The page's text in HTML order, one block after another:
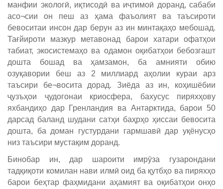
манфии экологӣ, иқтисодӣ ва иҷтимоӣ доранд, сабаби
асо¬сии он пеш аз ҳама фаъолият ва таъсироти
бевоситаи инсон дар берун аз ин минтақаҳо мебошад.
Тағйироти мазкур метавонад барои хатари офатҳои
табиат, экосистемаҳо ва одамон оқибатҳои бебозгашт
дошта бошад ва ҳамзамон, ба амнияти обию
озуқавории беш аз 2 миллиард аҳолии кураи арз
таъсири бе¬восита дорад. Зиёда аз ин, коҳишёбии
ҷузъҳои ҷудогонаи криосфера, бахусус пиряхҳову
яхбандиҳо дар Гренландия ва Антарктида, барои 50
дарсад баланд шудани сатҳи баҳрҳо ҳиссаи бевосита
дошта, ба доман густурдани гармшавӣ дар уқёнусҳо
низ таъсири мустақим доранд.
Бинобар ин, дар шароити имрӯза гузарондани
тадқиқоти комилан нави илмӣ оид ба қутбҳо ва пиряхҳо
барои беҳтар фаҳмидани аҳамият ва оқибатҳои онҳо